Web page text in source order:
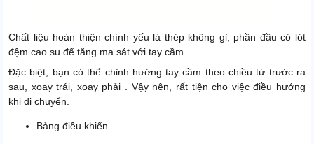
Chất liệu hoàn thiện chính yếu là thép không gỉ, phần đầu có lót
đệm cao su để tăng ma sát với tay cầm.
Đặc biệt, bạn có thể chỉnh hướng tay cầm theo chiều từ trước ra
sau, xoay trái, xoay phải . Vậy nên, rất tiện cho việc điều hướng
khi di chuyển.
Bảng điều khiển